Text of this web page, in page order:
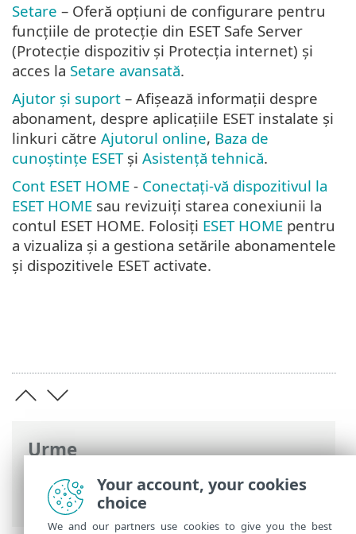
Urme
Ajutor online ESET>ESET Safe Server>
Lucrul cu ESET Safe Server
Setare – Oferă opțiuni de configurare pentru
funcțiile de protecție din ESET Safe Server
(Protecție dispozitiv și Protecția internet) și
acces la Setare avansată.
Ajutor și suport – Afișează informații despre
abonament, despre aplicațiile ESET instalate și
linkuri către Ajutorul online, Baza de
cunoștințe ESETși Asistență tehnică.
Cont ESET HOME - Conectați-vă dispozitivul la
ESET HOME sau revizuiți starea conexiunii la
contul ESET HOME. Folosiți ESET HOME pentru
a vizualiza și a gestiona setările abonamentele
și dispozitivele ESET activate.
Your account, your cookies
choice
We and our partners use cookies to give you the best